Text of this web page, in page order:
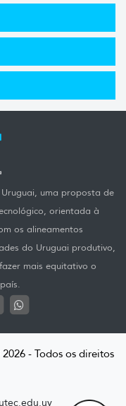
Uruguai, uma proposta de
orientada à
os alineamentos
do Uruguai produtivo,
mais equitativo o
2026 - Todos os direitos